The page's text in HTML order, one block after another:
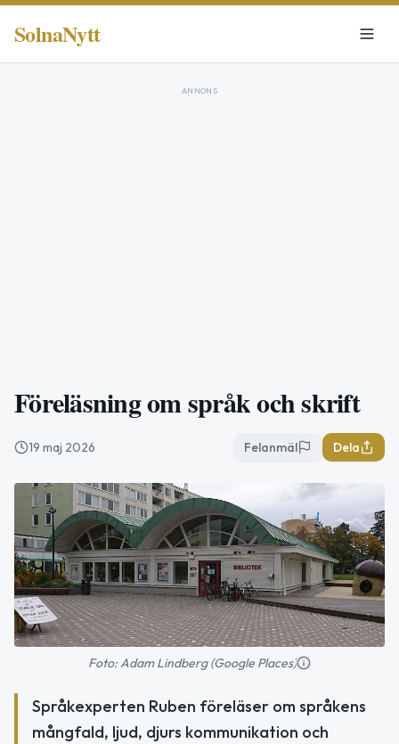
SolnaNytt
ANNONS
Föreläsning om språk och skrift
19 maj 2026 Felanmäl Dela
Foto: Adam Lindberg (Google Places)
Språkexperten Ruben föreläser om språkens
mångfald, ljud, djurs kommunikation och